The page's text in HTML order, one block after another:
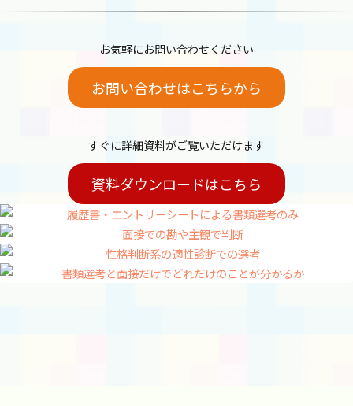
お気軽にお問い合わせください
お問い合わせはこちらから
すぐに詳細資料がご覧いただけます
資料ダウンロードはこちら